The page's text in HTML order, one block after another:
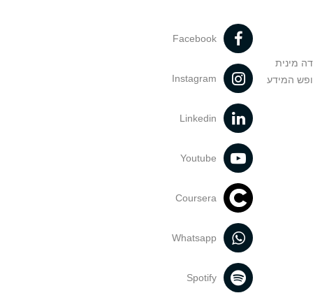
מינית
המידע
Facebook
Instagram
Linkedin
Youtube
Coursera
Whatsapp
Spotify